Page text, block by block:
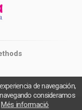
by Palbin.comde navegación,
consideramos
Més informació